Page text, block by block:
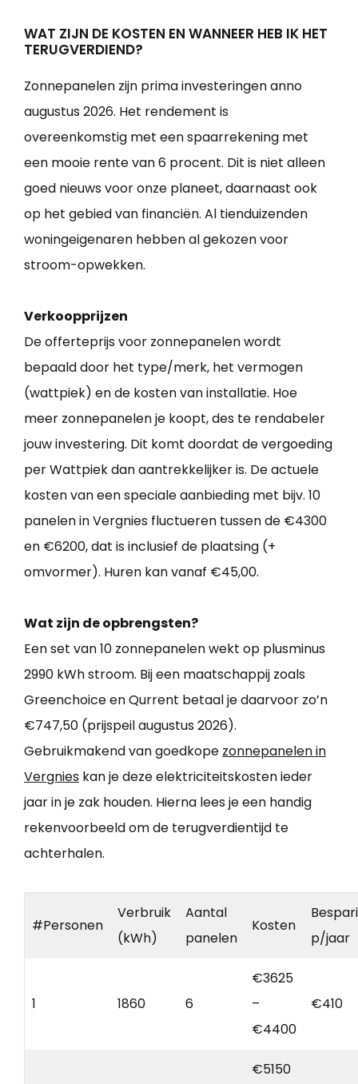
WAT ZIJN DE KOSTEN EN WANNEER HEB IK HET
TERUGVERDIEND?
Zonnepanelen zijn prima investeringen anno
augustus 2026. Het rendement is
overeenkomstig met een spaarrekening met
een mooie rente van 6 procent. Dit is niet alleen
goed nieuws voor onze planeet, daarnaast ook
op het gebied van financiën. Al tienduizenden
woningeigenaren hebben al gekozen voor
stroom-opwekken.
Verkoopprijzen
De offerteprijs voor zonnepanelen wordt
bepaald door het type/merk, het vermogen
(wattpiek) en de kosten van installatie. Hoe
meer zonnepanelen je koopt, des te rendabeler
jouw investering. Dit komt doordat de vergoeding
per Wattpiek dan aantrekkelijker is. De actuele
kosten van een speciale aanbieding met bijv. 10
panelen in Vergnies fluctueren tussen de €4300
en €6200, dat is inclusief de plaatsing (+
omvormer). Huren kan vanaf €45,00.
Wat zijn de opbrengsten?
Een set van 10 zonnepanelen wekt op plusminus
2990 kWh stroom. Bij een maatschappij zoals
Greenchoice en Qurrent betaal je daarvoor zo’n
€747,50 (prijspeil augustus 2026).
Gebruikmakend van goedkope zonnepanelen in
Vergnies kan je deze elektriciteitskosten ieder
jaar in je zak houden. Hierna lees je een handig
rekenvoorbeeld om de terugverdientijd te
achterhalen.
#Personen
Verbruik
(kWh)
Aantal
panelen
Kosten
p/jaar
1 1860 6
€3625
–
€4400
€410
€5150